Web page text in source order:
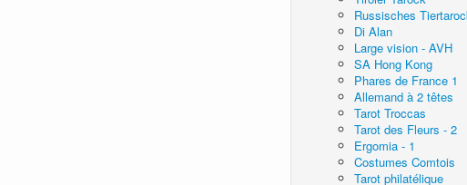
Russisches
Di Alan
Large vision - AVH
SA Hong Kong
Phares de France 1
Allemand à 2 têtes
Tarot Troccas
Tarot des Fleurs - 2
Ergomia - 1
Costumes Comtois
Tarot philatélique